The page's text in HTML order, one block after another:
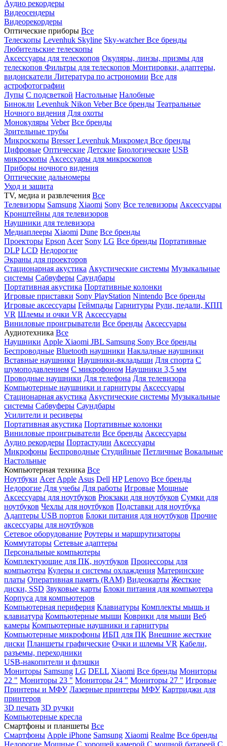
Аудио рекордеры
Видеосендеры
Видеорекордеры
Оптические приборы Все
Телескопы Levenhuk Skyline Sky-watcherВсе бренды
Любительские телескопы
Аксессуары для телескопов Окуляры, линзы, призмы для
телескопов Фильтры для телескопов Монтировки, адаптеры,
видоискатели Литература по астрономии Все для
астрофотографии
Лупы С подсветкой Настольные Налобные
Бинокли Levenhuk Nikon VeberВсе бренды Театральные
Ночного видения Для охоты
Монокуляры Veber Все бренды
Зрительные трубы
Микроскопы BresserLevenhuk Микромед Все бренды
Цифровые Оптические Детские Биологические USB
микроскопы Аксессуары для микроскопов
Приборы ночного видения
Оптические дальномеры
Уход и защита
TV, медиа и развлечения Все
Телевизоры Samsung Xiaomi Sony Все телевизоры Аксессуары
Кронштейны для телевизоров
Наушники для телевизора
Медиаплееры Xiaomi Dune Все бренды
Проекторы Epson Acer Sony LG Все бренды Портативные
DLP LCD Недорогие
Экраны для проекторов
Стационарная акустика Акустические системы Музыкальные
системы Сабвуферы Саундбары
Портативная акустика Портативные колонки
Игровые приставки Sony PlayStation Nintendo Все бренды
Игровые аксессуары Геймпады Гарнитуры Рули, педали, КПП
VR Шлемы и очки VR Аксессуары
Виниловые проигрыватели Все бренды Аксессуары
Аудиотехника Все
Наушники Apple Xiaomi JBL Samsung Sony Все бренды
Беспроводные Bluetooth наушники Накладные наушники
Вставные наушники Наушники-вкладыши Для спорта С
шумоподавлением С микрофоном Наушники 3,5 мм
Проводные наушники Для телефона Для телевизора
Компьютерные наушники и гарнитуры Аксессуары
Стационарная акустика Акустические системы Музыкальные
системы Сабвуферы Саундбары
Усилители и ресиверы
Портативная акустика Портативные колонки
Виниловые проигрыватели Все бренды Аксессуары
Аудио рекордеры Портастудии Аксессуары
Микрофоны Беспроводные Студийные Петличные Вокальные
Настольные
Компьютерная техника Все
Ноутбуки Acer Apple Asus Dell HP Lenovo Все бренды
Недорогие Для учебы Для работы Игровые Мощные
Аксессуары для ноутбуков Рюкзаки для ноутбуков Сумки для
ноутбуков Чехлы для ноутбуков Подставки для ноутбука
Адаптеры USB портов Блоки питания для ноутбуков Прочие
аксессуары для ноутбуков
Сетевое оборудование Роутеры и маршрутизаторы
Коммутаторы Сетевые адаптеры
Персональные компьютеры
Комплектующие для ПК, ноутбуков Процессоры для
компьютера Кулеры и системы охлаждения Материнские
платы Оперативная память (RAM) Видеокарты Жесткие
диски, SSD Звуковые карты Блоки питания для компьютера
Корпуса для компьютеров
Компьютерная периферия Клавиатуры Комплекты мышь и
клавиатура Компьютерные мыши Коврики для мыши Веб
камеры Компьютерные наушники и гарнитуры
Компьютерные микрофоны ИБП для ПК Внешние жесткие
диски Планшеты графические Очки и шлемы VR Кабели,
разъемы, переходники
USB-накопители и флэшки
Мониторы Samsung LG DELL Xiaomi Все бренды Мониторы
22 " Мониторы 23 " Мониторы 24 " Мониторы 27 " Игровые
Принтеры и МФУ Лазерные принтеры МФУ Картриджи для
принтеров
3D печать 3D ручки
Компьютерные кресла
Смартфоны и планшеты Все
Смартфоны Apple iPhone Samsung Xiaomi Realme Все бренды
Недорогие Мощные С хорошей камерой С мощной батареей С